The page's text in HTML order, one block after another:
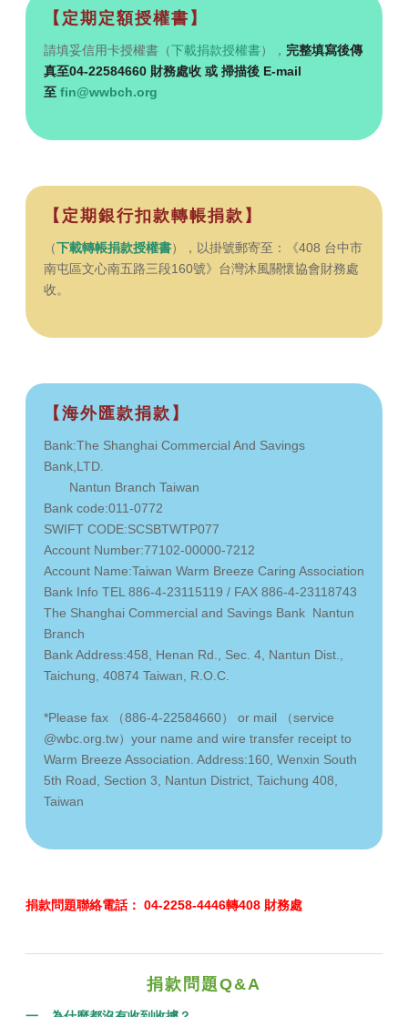
【定期定額授權書】
請填妥信用卡授權書（下載捐款授權書）， 完整填寫後傳
真至04-22584660 財務處收 或 掃描後 E-mail
至 fin@wwbch.org
【定期銀行扣款轉帳捐款】
（下載轉帳捐款授權書），以掛號郵寄至：《408 台中市
南屯區文心南五路三段160號》台灣沐風關懷協會財務處
收。
【海外匯款捐款】
Bank:The Shanghai Commercial And Savings
Bank,LTD.
Nantun Branch Taiwan
Bank code:011-0772
SWIFT CODE:SCSBTWTP077
Account Number:77102-00000-7212
Account Name:Taiwan Warm Breeze Caring Association
Bank Info TEL 886-4-23115119 / FAX 886-4-23118743
The Shanghai Commercial and Savings Bank Nantun
Branch
Bank Address:458, Henan Rd., Sec. 4, Nantun Dist.,
Taichung, 40874 Taiwan, R.O.C.
*Please fax （886-4-22584660） or mail （service​
@wbc.org.tw）your name and wire transfer receipt to
Warm Breeze Association. Address:160, Wenxin South
5th Road, Section 3, Nantun District, Taichung 408,
Taiwan
捐款問題聯絡電話： 04-2258-4446轉408 財務處
捐款問題Q&A